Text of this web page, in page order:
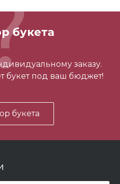
букета
заказу.
букет под ваш бюджет!
букета